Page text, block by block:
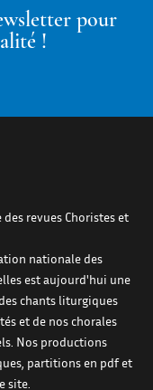
pour
!
revues Choristes et
nationale des
est aujourd'hui une
chants liturgiques
et de nos chorales
Nos productions
partitions en pdf et
site.